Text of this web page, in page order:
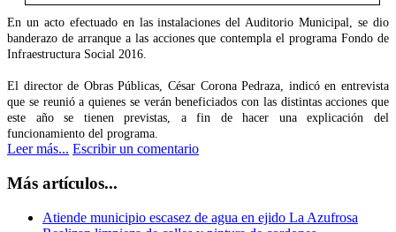
En un acto efectuado en las instalaciones del Auditorio Municipal, se dio
banderazo de arranque a las acciones que contempla el programa Fondo de
Infraestructura Social 2016.
El director de Obras Públicas, César Corona Pedraza, indicó en entrevista
que se reunió a quienes se verán beneficiados con las distintas acciones que
este año se tienen previstas, a fin de hacer una explicación del
funcionamiento del programa.
Leer más... Escribir un comentario
Más artículos...
Atiende municipio escasez de agua en ejido La Azufrosa